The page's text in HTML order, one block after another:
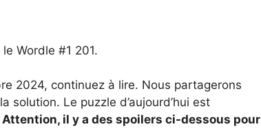
Wordle #1 201.
2024, continuez à lire. Nous partagerons
solution. Le puzzle d’aujourd’hui est
Attention, il y a des spoilers ci-dessous pour